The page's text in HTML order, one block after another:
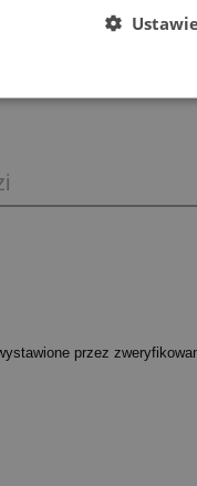
Najniższa cena:
przez